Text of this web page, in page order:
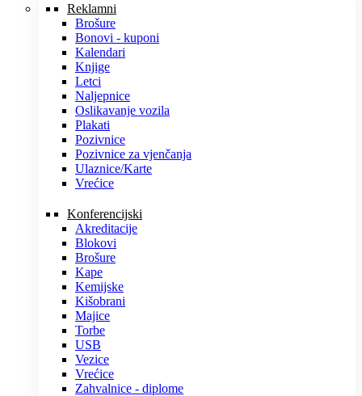
Reklamni
Brošure
Bonovi - kuponi
Kalendari
Knjige
Letci
Naljepnice
Oslikavanje vozila
Plakati
Pozivnice
Pozivnice za vjenčanja
Ulaznice/Karte
Vrećice
Konferencijski
Akreditacije
Blokovi
Brošure
Kape
Kemijske
Kišobrani
Majice
Torbe
USB
Vezice
Vrećice
Zahvalnice - diplome